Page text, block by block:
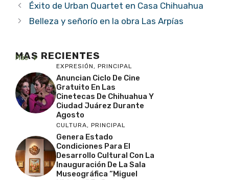
Éxito de Urban Quartet en Casa Chihuahua
Belleza y señorío en la obra Las Arpías
MAS RECIENTES
Más
EXPRESIÓN, PRINCIPAL
Anuncian Ciclo De Cine
Gratuito En Las
Cinetecas De Chihuahua Y
Ciudad Juárez Durante
Agosto
CULTURA, PRINCIPAL
Genera Estado
Condiciones Para El
Desarrollo Cultural Con La
Inauguración De La Sala
Museográfica “Miguel